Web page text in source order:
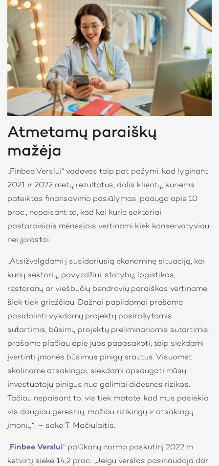
Atmetamų paraiškų
mažėja
„Finbee Verslui“ vadovas taip pat pažymi, kad lyginant
2021 ir 2022 metų rezultatus, dalis klientų, kuriems
pateiktas finansavimo pasiūlymas, paaugo apie 10
proc., nepaisant to, kad kai kurie sektoriai
pastaraisiais mėnesiais vertinami kiek konservatyviau
nei įprastai.
„Atsižvelgdami į susidariusią ekonominę situaciją, kai
kurių sektorių, pavyzdžiui, statybų, logistikos,
restoranų ar viešbučių bendrovių paraiškas vertiname
šiek tiek griežčiau. Dažnai papildomai prašome
pasidalinti vykdomų projektų pasirašytomis
sutartimis, būsimų projektų preliminariomis sutartimis,
prašome plačiau apie juos papasakoti, taip siekdami
įvertinti įmonės būsimus pinigų srautus. Visuomet
skoliname atsakingai, siekdami apsaugoti mūsų
investuotojų pinigus nuo galimai didesnės rizikos.
Tačiau nepaisant to, vis tiek matote, kad mus pasiekia
vis daugiau geresnių, mažiau rizikingų ir atsakingų
įmonių“, – sako T. Mačiulaitis.
„Finbee Verslui“ palūkanų norma paskutinį 2022 m.
ketvirtį siekė 14,2 proc. „Jeigu verslas pasinaudoja dar